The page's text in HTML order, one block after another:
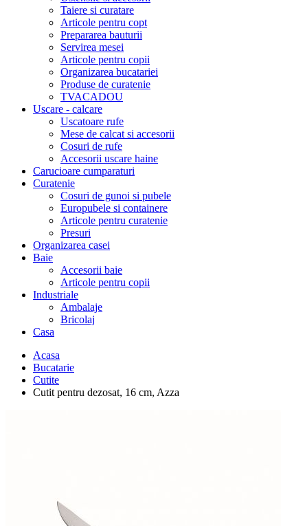
Taiere si curatare
Articole pentru copt
Prepararea bauturii
Servirea mesei
Articole pentru copii
Organizarea bucatariei
Produse de curatenie
TVACADOU
Uscare - calcare
Uscatoare rufe
Mese de calcat si accesorii
Cosuri de rufe
Accesorii uscare haine
Carucioare cumparaturi
Curatenie
Cosuri de gunoi si pubele
Europubele si containere
Articole pentru curatenie
Presuri
Organizarea casei
Baie
Accesorii baie
Articole pentru copii
Industriale
Ambalaje
Bricolaj
Casa
Acasa
Bucatarie
Cutite
Cutit pentru dezosat, 16 cm, Azza